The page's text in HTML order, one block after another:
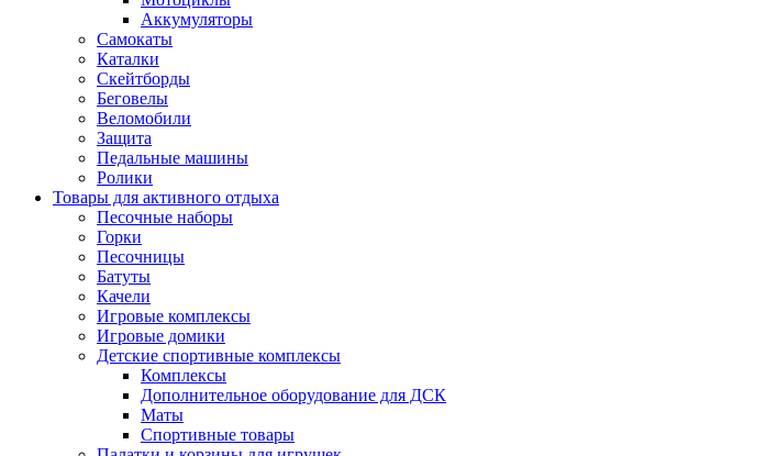
Аккумуляторы
Самокаты
Каталки
Скейтборды
Беговелы
Веломобили
Защита
Педальные машины
Ролики
Товары для активного отдыха
Песочные наборы
Горки
Песочницы
Батуты
Качели
Игровые комплексы
Игровые домики
Детские спортивные комплексы
Комплексы
Дополнительное оборудование для ДСК
Маты
Спортивные товары